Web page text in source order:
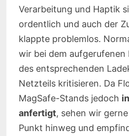
Verarbeitung und Haptik
ordentlich und auch der
klappte problemlos.
wir bei dem aufgerufenen
des entsprechenden
Netzteils kritisieren. Da
MagSafe-Stands jedoch
anfertigt, sehen wir
Punkt hinweg und